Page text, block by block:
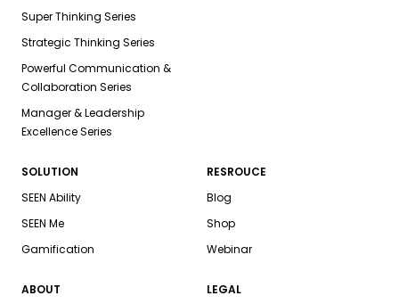
Super Thinking Series
Strategic Thinking Series
Powerful Communication &
Collaboration Series
Manager & Leadership
Excellence Series
SOLUTION
SEEN Ability
SEEN Me
Gamification
RESROUCE
Blog
Shop
Webinar
ABOUT LEGAL